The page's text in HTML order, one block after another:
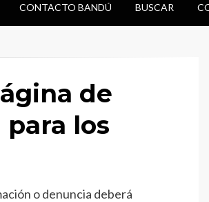
CONTACTO BANDÚ BUSCAR
de
los
o denuncia deberá